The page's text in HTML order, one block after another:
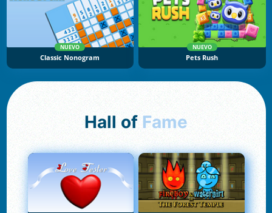
NUEVO
Classic Nonogram
NUEVO
Pets Rush
Hall of Fame